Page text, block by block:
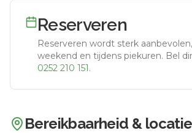
Reserveren
Reserveren wordt sterk
weekend en tijdens piekuren. Bel
0252 210 151.
Bereikbaarheid & locatie